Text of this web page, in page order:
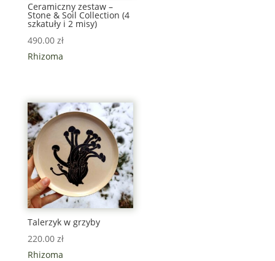
Ceramiczny zestaw –
Stone & Soil Collection (4
szkatuły i 2 misy)
490.00 zł
Rhizoma
Talerzyk w grzyby
220.00 zł
Rhizoma